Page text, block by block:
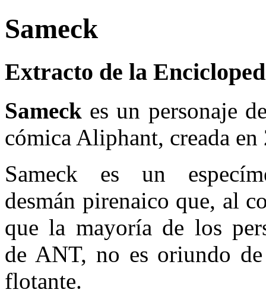
Sameck
Extracto de la
Sameck es un personaje
cómica Aliphant, creada en
Sameck es un
desmán pirenaico que, al
que la mayoría de los
de ANT, no es oriundo
flotante.